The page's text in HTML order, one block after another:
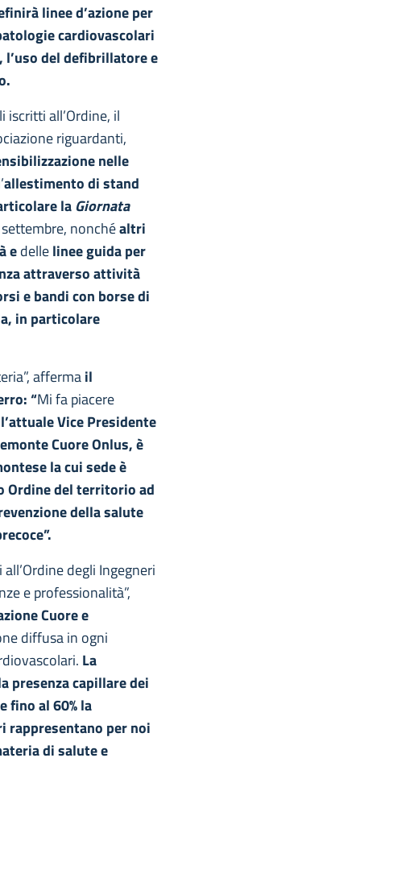
linee d’azione per
cardiovascolari
del defibrillatore e
iscritti all’Ordine, il
riguardanti,
nelle
allestimentodi stand
laGiornata
nonchéaltri
edellelinee guida per
attraverso attività
e bandi con borse di
in particolare
affermail
“Mi fa piacere
Vice Presidente
Cuore Onlus, è
la cui sede è
Ordine del territorio ad
della salute
degli Ingegneri
e professionalità”,
Cuore e
diffusa in ogni
La
presenza capillare dei
al 60% la
rappresentano per noi
di salute e